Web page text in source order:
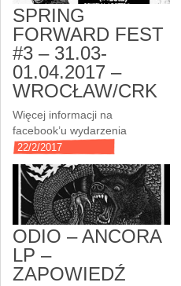
SPRING
FORWARD FEST
#3 – 31.03-
01.04.2017 –
WROCŁAW/CRK
Więcej informacji na
facebook’u wydarzenia
22/2/2017
ODIO – ANCORA
LP –
ZAPOWIEDŹ